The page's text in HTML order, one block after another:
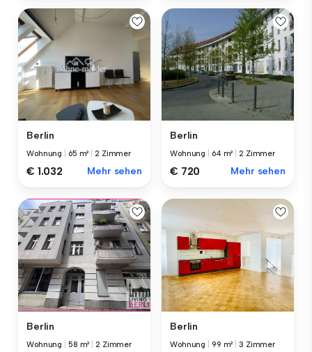
Berlin
Wohnung 65 m² |2 Zimmer
€ 1.032 Mehr sehen
Berlin
Wohnung 64 m² |2 Zimmer
€ 720 Mehr sehen
Berlin
Wohnung 58 m² |2 Zimmer
Berlin
Wohnung 99 m² |3 Zimmer